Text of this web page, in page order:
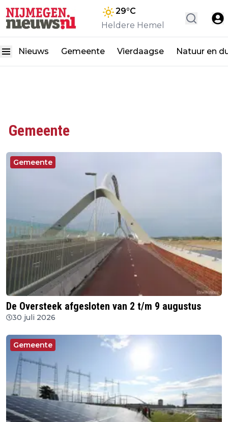
29°C
Heldere Hemel
Nieuws Gemeente Vierdaagse Natuur en
Gemeente
Gemeente
De Oversteek afgesloten van 2 t/m 9 augustus
30 juli 2026
Gemeente